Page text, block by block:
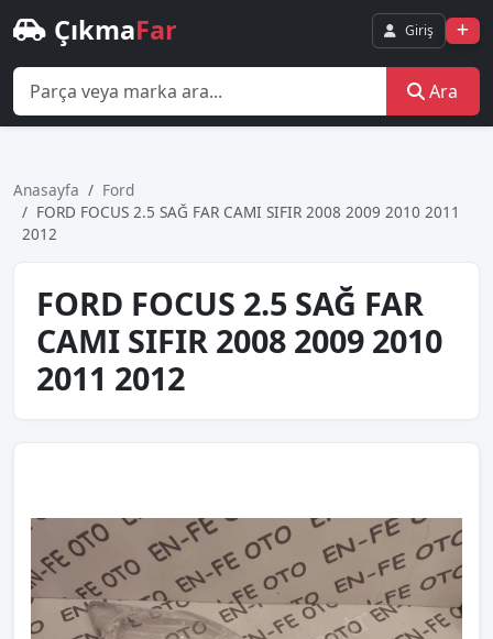
ÇıkmaFar Giriş
Ara
Anasayfa
Ford
FORD FOCUS 2.5 SAĞ FAR CAMI SIFIR 2008 2009 2010 2011
2012
FORD FOCUS 2.5 SAĞ FAR
CAMI SIFIR 2008 2009 2010
2011 2012